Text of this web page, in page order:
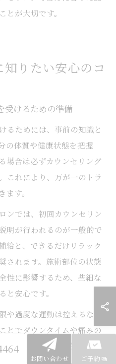
とが大切です。
りたい安心のコ
受けるための準備
るためには、事前の知識と
の体質や健康状態を把握
場合は必ずカウンセリング
これにより、万が一のトラ
す。
ンでは、初回カウンセリン
明が行われるのが一般的で
給と、できるだけリラック
されます。施術部位の状態
性に影響するため、些細な
と安心です。
や過度な運動は控えるな
とでダウンタイムや痛みの
万全であれば、脂肪冷却に
しやすくなります。
お問い合わせ ご予約